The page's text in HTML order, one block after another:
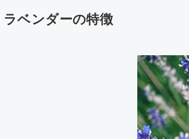
ラベンダーの特徴